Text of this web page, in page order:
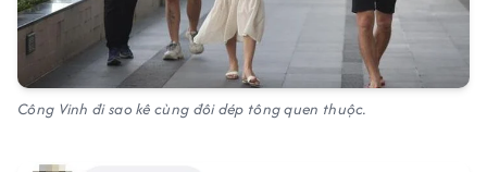
Công Vinh đi sao kê cùng đôi dép tông quen thuộc.